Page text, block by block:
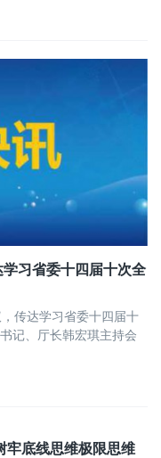
习省委十四届十次全
传达学习省委十四届十
记、厅长韩宏琪主持会
牢底线思维极限思维